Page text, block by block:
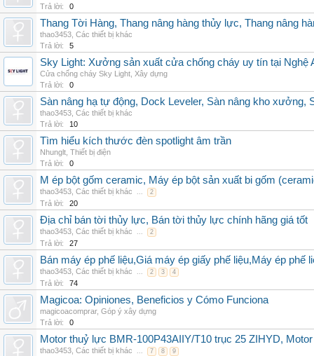
Trả lời:
0
Thang Tời Hàng, Thang nâng hàng thủy lực, Thang nâng
thao3453 Các thiết bị khác
Trả lời:
5
Sky Light: Xưởng sản xuất cửa chống cháy uy tín tại Nghệ
Cửa chống cháy Sky Light Xây dựng
Trả lời:
0
Sàn nâng hạ tự động, Dock Leveler, Sàn nâng kho xưởng,
thao3453 Các thiết bị khác
Trả lời:
10
Tìm hiểu kích thước đèn spotlight âm trần
Nhunglt Thiết bị điện
Trả lời:
0
M ép bột gốm ceramic, Máy ép bột sản xuất bi gốm
thao3453 Các thiết bị khác ... 2
Trả lời: 20
Địa chỉ bán tời thủy lực, Bán tời thủy lực chính hãng giá tốt
thao3453 Các thiết bị khác ... 2
Trả lời: 27
Bán máy ép phế liệu,Giá máy ép giấy phế liệu,Máy ép phế
thao3453 Các thiết bị khác ... 2 3 4
Trả lời: 74
Magicoa: Opiniones, Beneficios y Cómo Funciona
magicoacomprar, Góp ý xây dựng
Trả lời:
0
Motor thuỷ lực BMR-100P43AIIY/T10 trục 25 ZIHYD,
thao3453 Các thiết bị khác ... 7 8 9